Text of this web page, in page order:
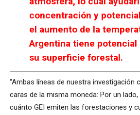
concentración y
el aumento de la
Argentina tiene potencial
su superficie forestal.
“Ambas líneas de nuestra investigación
caras de la misma moneda: Por un
cuánto GEI emiten las forestaciones y